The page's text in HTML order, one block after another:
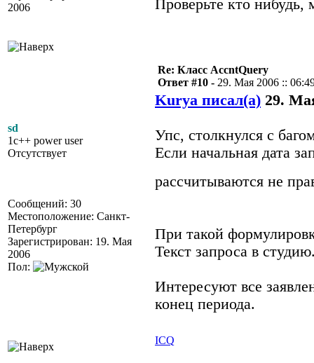
2006
Проверьте кто
sd
1c++ power user
Отсутствует
Сообщений: 30
Местоположение: Санкт-
Петербург
Зарегистрирован: 19. Мая
2006
Пол:
Re: Класс AccntQuery
Ответ #10 - 29. Мая 2006 ::
Kurya писал(а) 29.
Упс, столкнулся с
Если начальная дата
рассчитываются не
При такой
Текст запроса в
Интересуют все
конец периода.
ICQ